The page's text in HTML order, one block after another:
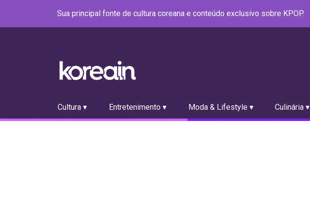
Sua principal fonte de cultura coreana e conteúdo exclusivo sobre KPOP.
Cultura ▾ Entretenimento ▾ Moda & Lifestyle ▾ Culinária ▾